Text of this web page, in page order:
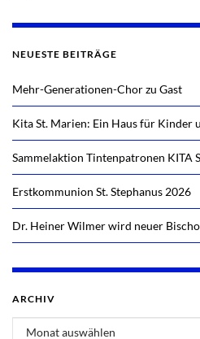
NEUESTE BEITRÄGE
Mehr-Generationen-Chor zu Gast
Kita St. Marien: Ein Haus für Kinder
Sammelaktion Tintenpatronen KITA
Erstkommunion St. Stephanus 2026
Dr. Heiner Wilmer wird neuer
ARCHIV
Archiv